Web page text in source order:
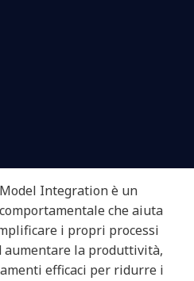
Integration è un
che aiuta
i propri processi
aumentare la produttività,
efficaci per ridurre i